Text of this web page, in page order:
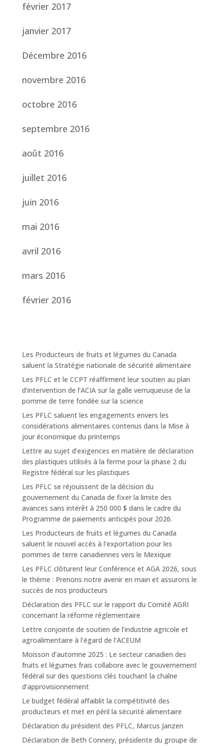
février 2017
janvier 2017
Décembre 2016
novembre 2016
octobre 2016
septembre 2016
août 2016
juillet 2016
juin 2016
mai 2016
avril 2016
mars 2016
février 2016
Les Producteurs de fruits et légumes du Canada
saluent la Stratégie nationale de sécurité alimentaire
Les PFLC et le CCPT réaffirment leur soutien au plan
d’intervention de l’ACIA sur la galle verruqueuse de la
pomme de terre fondée sur la science
Les PFLC saluent les engagements envers les
considérations alimentaires contenus dans la Mise à
jour économique du printemps
Lettre au sujet d’exigences en matière de déclaration
des plastiques utilisés à la ferme pour la phase 2 du
Registre fédéral sur les plastiques
Les PFLC se réjouissent de la décision du
gouvernement du Canada de fixer la limite des
avances sans intérêt à 250 000 $ dans le cadre du
Programme de paiements anticipés pour 2026.
Les Producteurs de fruits et légumes du Canada
saluent le nouvel accès à l’exportation pour les
pommes de terre canadiennes vers le Mexique
Les PFLC clôturent leur Conférence et AGA 2026, sous
le thème : Prenons notre avenir en main et assurons le
succès de nos producteurs
Déclaration des PFLC sur le rapport du Comité AGRI
concernant la réforme réglementaire
Lettre conjointe de soutien de l’industrie agricole et
agroalimentaire à l’égard de l’ACEUM
Moisson d’automne 2025 : Le secteur canadien des
fruits et légumes frais collabore avec le gouvernement
fédéral sur des questions clés touchant la chaîne
d’approvisionnement
Le budget fédéral affaiblit la compétitivité des
producteurs et met en péril la sécurité alimentaire
Déclaration du président des PFLC, Marcus Janzen
Déclaration de Beth Connery, présidente du groupe de